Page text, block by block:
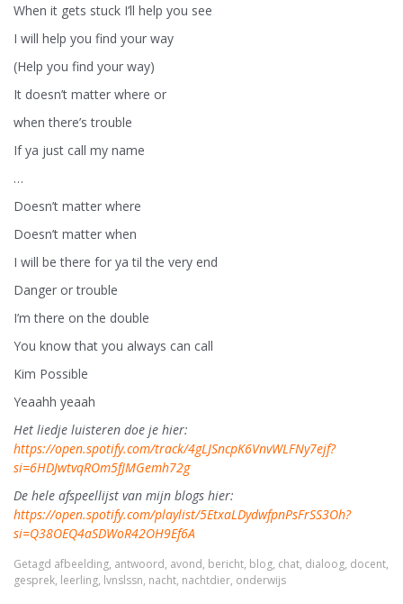
When it gets stuck I’ll help you see
I will help you find your way
(Help you find your way)
It doesn’t matter where or
when there’s trouble
If ya just call my name
…
Doesn’t matter where
Doesn’t matter when
I will be there for ya til the very end
Danger or trouble
I’m there on the double
You know that you always can call
Kim Possible
Yeaahh yeaah
Het liedje luisteren doe je hier:
https://open.spotify.com/track/4gLJSncpK6VnvWLFNy7ejf?
si=6HDJwtvqROm5fJMGemh72g
De hele afspeellijst van mijn blogs hier:
https://open.spotify.com/playlist/5EtxaLDydwfpnPsFrSS3Oh?
si=Q38OEQ4aSDWoR42OH9Ef6A
Getagd afbeelding, antwoord, avond, bericht, blog, chat, dialoog, docent,
gesprek, leerling, lvnslssn, nacht, nachtdier, onderwijs